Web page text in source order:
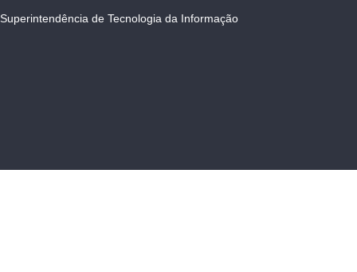
Superintendência de Tecnologia da Informação